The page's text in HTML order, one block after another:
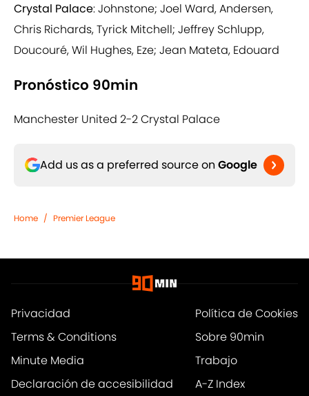
Crystal Palace: Johnstone; Joel Ward, Andersen,
Chris Richards, Tyrick Mitchell; Jeffrey Schlupp,
Doucouré, Wil Hughes, Eze; Jean Mateta, Edouard
Pronóstico 90min
Manchester United 2-2 Crystal Palace
Add us as a preferred source on Google
Home / Premier League
Privacidad
Política de Cookies
Terms & Conditions
Sobre 90min
Minute Media
Trabajo
Declaración de accesibilidad
A-Z Index